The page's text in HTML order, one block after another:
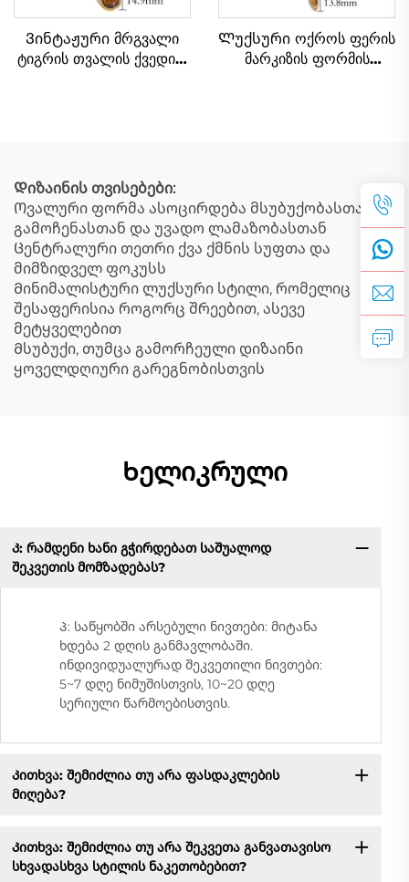
Ვინტაჟური მრგვალი
ტიგრის თვალის ქვედით
Ლუქსური ოქროს ფერის
მარკიზის ფორმის
Დიზაინის თვისებები:
Ოვალური ფორმა ასოცირდება მსუბუქობასთან,
გამოჩენასთან და უვადო ლამაზობასთან
Ცენტრალური თეთრი ქვა ქმნის სუფთა და
მიმზიდველ ფოკუსს
Მინიმალისტური ლუქსური სტილი, რომელიც
შესაფერისია როგორც შრეებით, ასევე
მეტყველებით
Მსუბუქი, თუმცა გამორჩეული დიზაინი
ყოველდღიური გარეგნობისთვის
Ხელიკრული
Კ: რამდენი ხანი გჭირდებათ საშუალოდ
შეკვეთის მომზადებას?
Პ: საწყობში არსებული ნივთები: მიტანა
ხდება 2 დღის განმავლობაში.
ინდივიდუალურად შეკვეთილი ნივთები:
5~7 დღე ნიმუშისთვის, 10~20 დღე
სერიული წარმოებისთვის.
Კითხვა: შემიძლია თუ არა ფასდაკლების
მიღება?
Კითხვა: შემიძლია თუ არა შეკვეთა განვათავისო
სხვადასხვა სტილის ნაკეთობებით?